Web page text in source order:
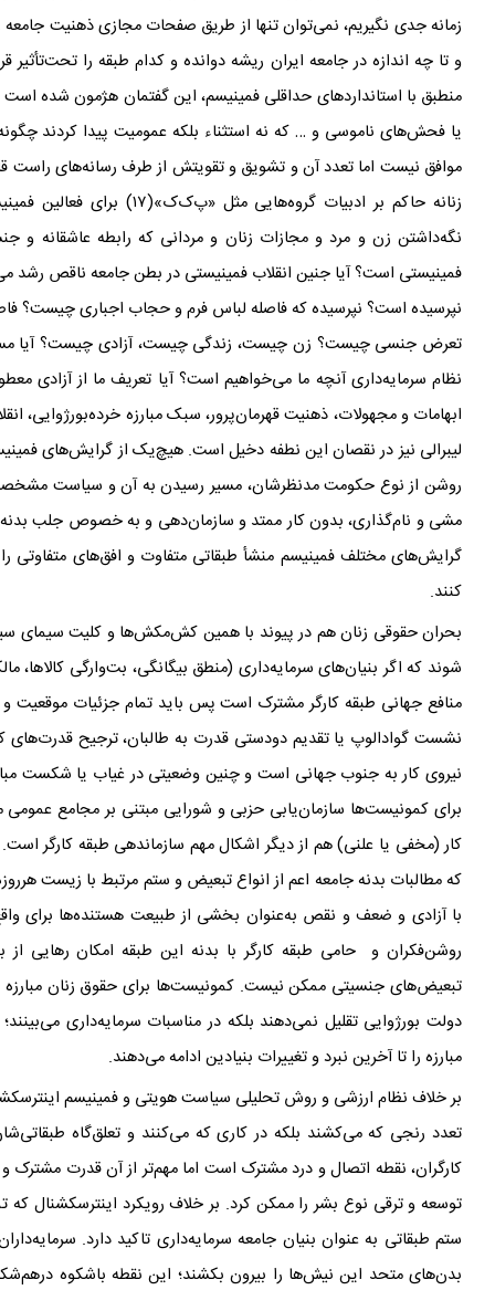
زمانه جدی نگیریم، نمیتوان تنها از طریق صفحات مجازی ذهنیت جامعه
و تا چه اندازه در جامعه ایران ریشه دوانده و کدام طبقه را
منطبق با استانداردهای حداقلی فمینیسم، این گفتمان هژمون شده
یا فحشهای ناموسی و … که نه استثناء بلکه عمومیت پیدا کردند
موافق نیست اما تعدد آن و تشویق و تقویتش از طرف رسانه‌های
زنانهحاکم بر ادبیات گروههایی مثل «پکک»(۱۷) برای فعالین فمینیست «سوسیالیست» و «مارکسیست» است کفایت می
نگه‌داشتن زن و مرد و مجازات زنان و مردانی که رابطه عاشقانه و
فمینیستی است؟ آیا جنین انقلاب فمینیستی در بطن جامعه ناقص رشد
نپرسیده است؟ نپرسیده که فاصله لباس فرم و حجاب اجباری چیست؟
تعرض جنسی چیست؟ زن چیست، زندگی چیست، آزادی چیست؟ آیا
نظام سرمایهداری آنچه ما میخواهیم است؟ آیا تعریف ما از آزادی
ابهامات و مجهولات، ذهنیت قهرمان‌پرور، سبک مبارزه خرده‌بورژوایی،
لیبرالی نیز در نقصان این نطفه دخیل است. هیچ‌یک از گرایشهای
روشن از نوع حکومت مدنظرشان، مسیر رسیدن به آن و سیاست
مشی و نامگذاری، بدون کار ممتد و سازماندهی و به خصوص جلب بدنه
گرایشهای مختلف فمینیسم منشأ طبقاتی متفاوت و افقهای متفاوتی
کنند.
بحران حقوقی زنان هم در پیوند با همین کشمکشها و کلیت سیمای
شوند که اگر بنیانهای سرمایهداری (منطق بیگانگی، بتوارگی کالاها،
منافع جهانی طبقهکارگر مشترک است پس باید تمام جزئیات موقعیت و
نشست گوادالوپ یا تقدیم دودستی قدرت به طالبان، ترجیح قدرتهای
نیروی کار به جنوب جهانی است و چنین وضعیتی در غیاب یا شکست
برای کمونیستها سازمانیابی حزبی و شورایی مبتنی بر مجامع عمومی
کار (مخفی یا علنی) هم از دیگر اشکال مهم سازماندهی طبقه کارگر
که مطالبات بدنهجامعه اعم از انواع تبعیض و ستم مرتبط با زیست
با آزادی و ضعف و نقص به‌عنوان بخشی از طبیعت هستندهها برای
روشنفکران و حامی طبقه‌ کارگر با بدنه‌ این طبقهامکان رهایی از
تبعیضهای جنسیتی ممکن نیست. کمونیستها برای حقوق زنان
دولت بورژوایی تقلیل نمیدهند بلکه در مناسبات سرمایهداری می
مبارزه را تا آخرین نبرد و تغییرات بنیادین ادامه می‌دهند.
بر خلاف نظام ارزشی و روش تحلیلی سیاست هویتی و فمینیسم
تعدد رنجی که میکشند بلکه در کاری که میکنند و تعلق‌گاه طبقاتی
کارگران، نقطه اتصال و درد مشترک است اما مهمتر از آن قدرت مشترک
توسعه و ترقی نوع بشر را ممکن کرد. بر خلاف رویکرد اینترسکشنال
ستم طبقاتی به عنوان بنیان جامعهسرمایهداری تاکید دارد. سرمایه
بدنهای متحد این نیشها را بیرون بکشند؛ این نقطهباشکوه